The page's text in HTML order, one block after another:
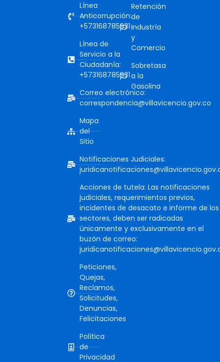
Línea
Anticorrupción:
+573168785931
Línea de
Servicio a la
Ciudadanía:
+573168785931
Correo electrónico:
correspondencia@villavicencio.gov.co
Mapa
del
Sitio
Notificaciones Judiciales:
Acciones de tutela: Las notificaciones
judiciales, requerimientos previos,
incidentes de desacato e informe de los
sectores, deben ser radicadas
únicamente y exclusivamente en el
buzón de correo:
Peticiones,
Quejas,
Reclamos,
Solicitudes,
Denuncias,
Felicitaciones
Política
de
Privacidad
Retención
de
Industría
y
Comercio
Sobretasa
a la
Gasolina